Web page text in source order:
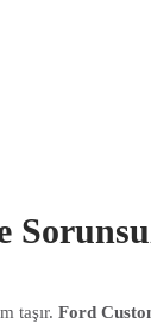
taşır.Ford